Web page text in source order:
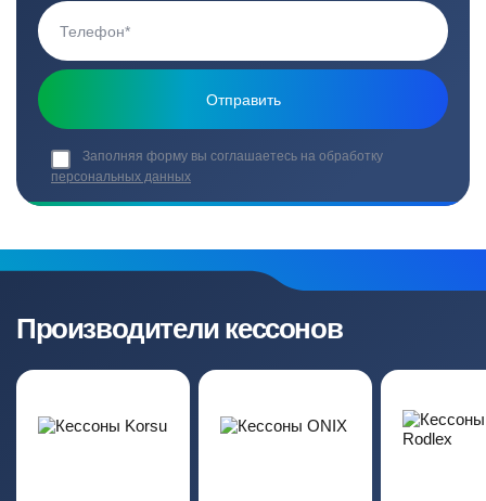
Заполняя форму вы соглашаетесь на обработку
персональных данных
Производители кессонов